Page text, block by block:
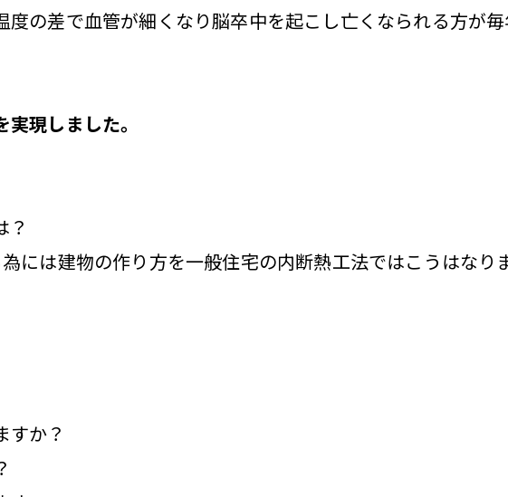
の差で血管が細くなり脳卒中を起こし亡くなられる方が
現しました。
？
には建物の作り方を一般住宅の内断熱工法ではこうはなり
すか？